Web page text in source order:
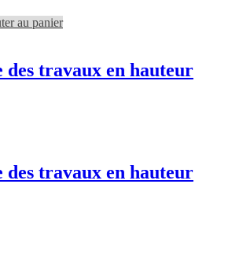
au panier
des travaux en hauteur
des travaux en hauteur